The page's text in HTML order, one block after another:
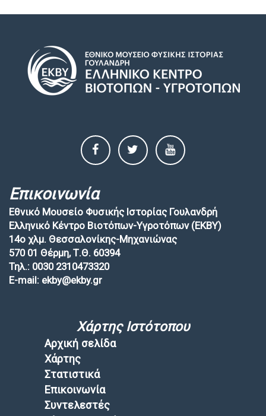
Επικοινωνία
Εθνικό Μουσείο Φυσικής Ιστορίας Γουλανδρή
Ελληνικό Κέντρο Βιοτόπων-Υγροτόπων (EKBY)
14ο χλμ. Θεσσαλονίκης-Μηχανιώνας
570 01 Θέρμη, Τ.Θ. 60394
Τηλ.: 0030 2310473320
E-mail: ekby@ekby.gr
Χάρτης Ιστότοπου
Αρχική σελίδα
Χάρτης
Στατιστικά
Επικοινωνία
Συντελεστές